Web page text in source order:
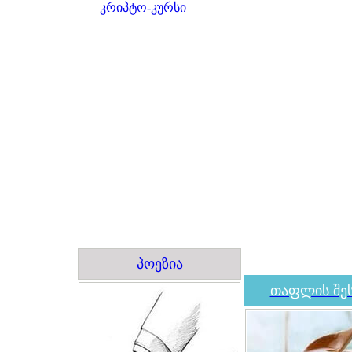
კრიპტო-კურსი
პოეზია
თაფლის